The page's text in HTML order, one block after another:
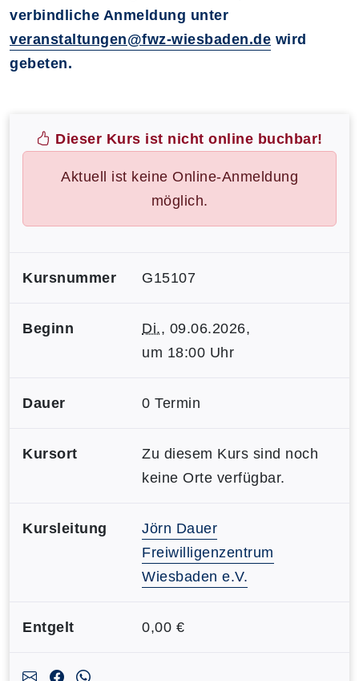
verbindliche Anmeldung unter
veranstaltungen@fwz-wiesbaden.de wird
gebeten.
Dieser Kurs ist nicht online buchbar!
Aktuell ist keine Online-Anmeldung
möglich.
Kursnummer G15107
Beginn Di., 09.06.2026,
um 18:00 Uhr
Dauer 0 Termin
Kursort
Zu diesem Kurs sind noch
keine Orte verfügbar.
Kursleitung
Jörn Dauer
Freiwilligenzentrum
Wiesbaden e.V.
Entgelt 0,00 €